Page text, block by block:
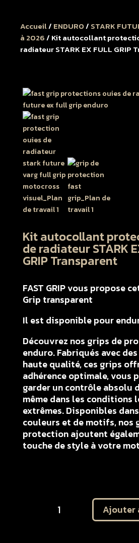
Accueil/ ENDURO/ STARK
à 2026/ Kit autocollant
radiateur STARK EX FULL GRIP
Kit autocollant
de radiateur STARK
GRIP Transparent
FAST GRIP vous propose
Grip transparent
Il est disponible pour
Découvrez nos grips de
enduro. Fabriqués avec
haute qualité, ces grips
adhérence optimale, vous
garder un contrôle absolu
même dans les conditions
extrêmes. Disponibles
couleurs et de motifs, nos
protection ajoutent
touche de style à votre
Ajouter